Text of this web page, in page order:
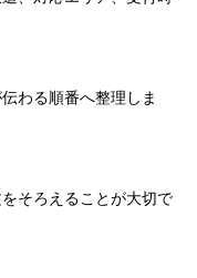
わる順番へ整理しま
そろえることが大切で